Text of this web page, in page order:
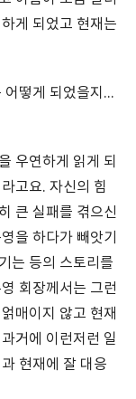
게 되었고 현재는
떻게 되었을지...
우연하게 읽게 되
고요. 자신의 힘
큰 실패를 겪으신
을 하다가 빼앗기
는 등의 스토리를
회장께서는 그런
매이지 않고 현재
거에 이런저런 일
현재에 잘 대응